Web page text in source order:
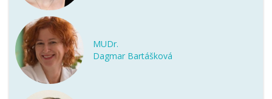
MUDr.
Dagmar Bartášková